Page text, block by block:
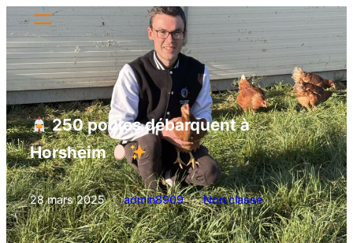
Aller
au
contenu
250 poules débarquent à
Horsheim
28 mars 2025 / admin8909 / Non classé